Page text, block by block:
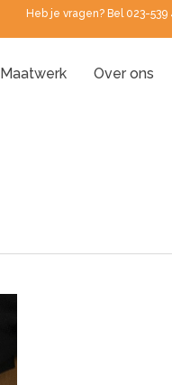
Heb je vragen? Bel 023-
Maatwerk Over ons